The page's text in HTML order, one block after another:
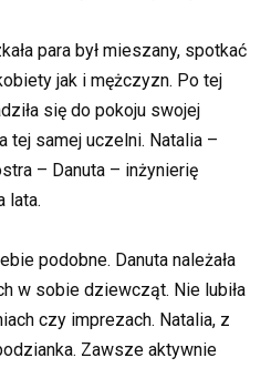
para był mieszany, spotkać
jak i mężczyzn. Po tej
się do pokoju swojej
tej samej uczelni. Natalia –
– Danuta – inżynierię
lata.
podobne. Danuta należała
w sobie dziewcząt. Nie lubiła
czy imprezach. Natalia, z
Zawsze aktywnie